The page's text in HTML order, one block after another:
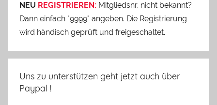
NEU REGISTRIEREN: Mitgliedsnr. nicht bekannt?
Dann einfach "9999" angeben. Die Registrierung
wird händisch geprüft und freigeschaltet.
Uns zu unterstützen geht jetzt auch über
Paypal !